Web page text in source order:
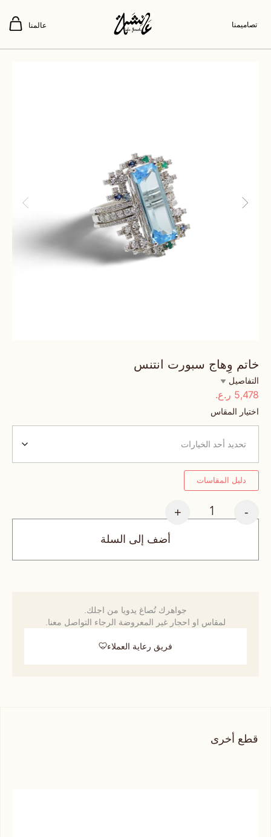
تصاميمنا عالمنا
خاتم وِهاج سبورت انتنس
التفاصيل
5,478 ر.ع.
اختيار المقاس
دليل المقاسات
-
+
أضف إلى السلة
جواهرك تُصاغ يدويا من اجلك.
لمقاس او احجار غير المعروضة الرجاء التواصل معنا.
فريق رعاية العملاء
قطع أخرى